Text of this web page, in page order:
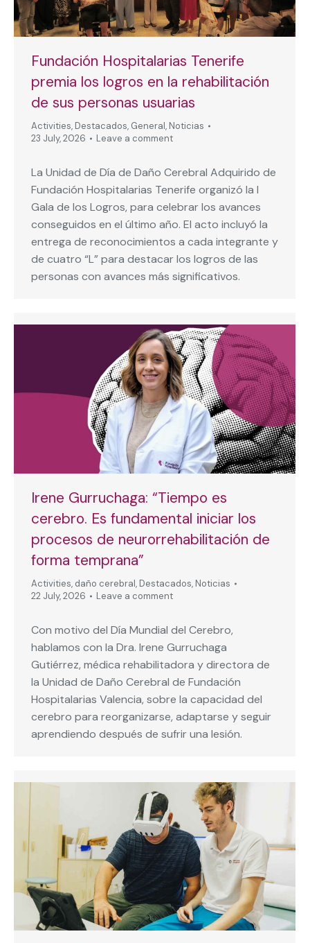
Fundación Hospitalarias Tenerife
premia los logros en la rehabilitación
de sus personas usuarias
Activities, Destacados, General, Noticias
23 July, 2026
Leave a comment
La Unidad de Día de Daño Cerebral Adquirido de
Fundación Hospitalarias Tenerife organizó la I
Gala de los Logros, para celebrar los avances
conseguidos en el último año. El acto incluyó la
entrega de reconocimientos a cada integrante y
de cuatro “L” para destacar los logros de las
personas con avances más significativos.
Irene Gurruchaga: “Tiempo es
cerebro. Es fundamental iniciar los
procesos de neurorrehabilitación de
forma temprana”
Activities, daño cerebral, Destacados, Noticias
22 July, 2026
Leave a comment
Con motivo del Día Mundial del Cerebro,
hablamos con la Dra. Irene Gurruchaga
Gutiérrez, médica rehabilitadora y directora de
la Unidad de Daño Cerebral de Fundación
Hospitalarias Valencia, sobre la capacidad del
cerebro para reorganizarse, adaptarse y seguir
aprendiendo después de sufrir una lesión.